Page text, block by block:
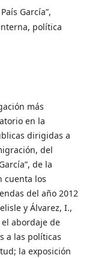
García”,
política
más
en la
dirigidas a
del
de la
cuenta los
del año 2012
y Álvarez, I.,
el abordaje de
a las políticas
la exposición